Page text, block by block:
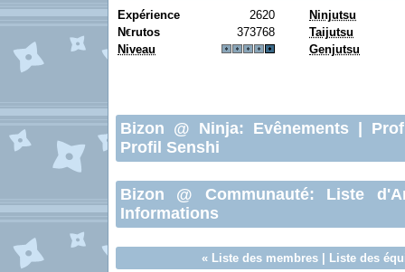
Expérience 2620
Ninjutsu
N€rutos 373768
Taijutsu
Niveau
Genjutsu
Bizon @ Ninja: Evênements
Profil Senshi
Bizon @ Communauté: Liste
Informations
« Liste des membres| Liste des